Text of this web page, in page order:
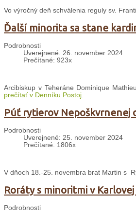
Vo výročný deň schválenia reguly sv.
Ďalší minorita sa stane
Podrobnosti
Uverejnené: 26. november 2024
Prečítané: 923x
Arcibiskup v Teheráne Dominique
prečítať v Denníku Postoj.
Púť rytierov Nepoškvrnenej
Podrobnosti
Uverejnené: 25. november 2024
Prečítané: 1806x
V dňoch 18.-25. novembra brat Martin s
Roráty s minoritmi v Karlovej
Podrobnosti